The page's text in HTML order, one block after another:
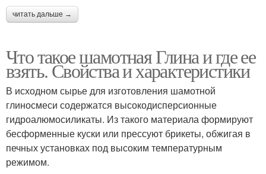
читать дальше →
Что такое шамотная Глина и где ее
взять. Свойства и характеристики
В исходном сырье для изготовления шамотной
глиносмеси содержатся высокодисперсионные
гидроалюмосиликаты. Из такого материала формируют
бесформенные куски или прессуют брикеты, обжигая в
печных установках под высоким температурным
режимом.